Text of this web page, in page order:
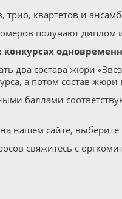
трио, квартетов и
получают диплом
конкурсах
два состава жюри
а потом состав жюри
баллами
нашем сайте,
свяжитесь с